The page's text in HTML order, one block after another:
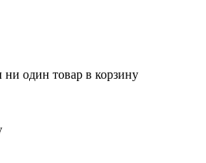
один товар в корзину